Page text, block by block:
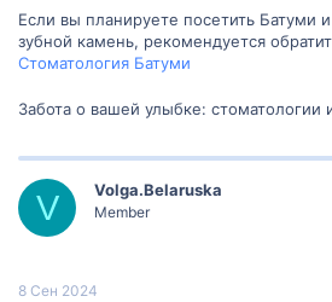
Если вы планируете посетить Батуми
зубной камень, рекомендуется
Стоматология Батуми
Забота о вашей улыбке: стоматологии
V Volga.Belaruska
Member
8 Сен 2024